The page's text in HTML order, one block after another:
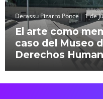
Derassu Pizarro Ponce 1 de
El arte como
caso del Museo
Derechos